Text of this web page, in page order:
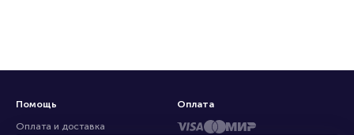
Помощь
Оплата и доставка
Оплата